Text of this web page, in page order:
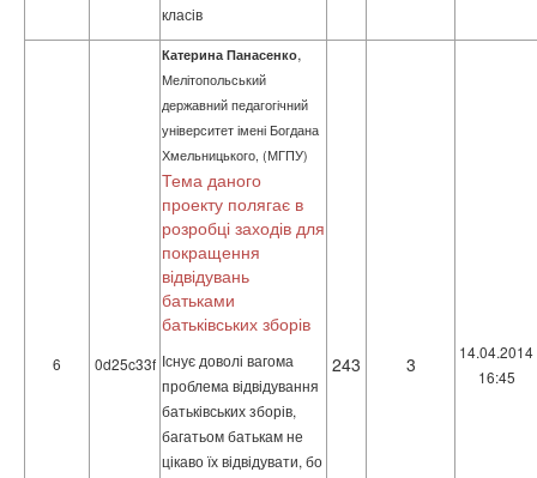
класів
6 0d25c33f
Катерина Панасенко,
Мелітопольський
державний педагогічний
університет імені Богдана
Хмельницького, (МГПУ)
Тема даного
проекту полягає в
розробці заходів для
покращення
відвідувань
батьками
батьківських зборів
Існує доволі вагома
проблема відвідування
батьківських зборів,
багатьом батькам не
цікаво їх відвідувати, бо
243 3
14.04.2014
16:45